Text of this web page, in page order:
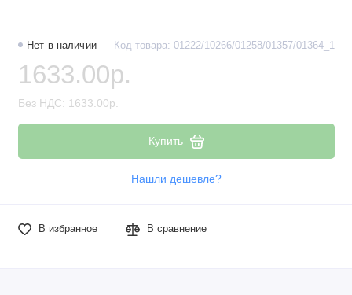
Нет в наличии Код товара: 01222/10266/01258/01357/01364_1
1633.00р.
Без НДС: 1633.00р.
Купить
Нашли дешевле?
В избранное В сравнение